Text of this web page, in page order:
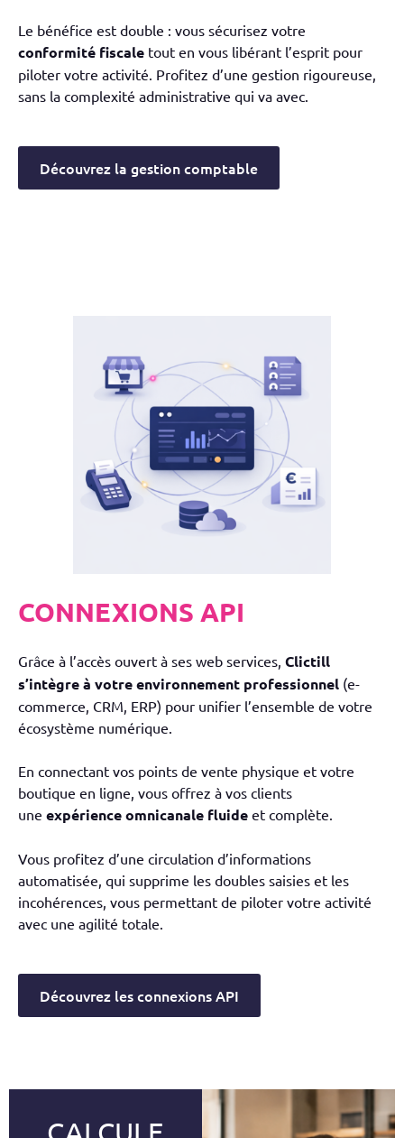
Le bénéfice est double : vous sécurisez votre
conformité fiscale tout en vous libérant l’esprit pour
piloter votre activité. Profitez d’une gestion rigoureuse,
sans la complexité administrative qui va avec.
Découvrez la gestion comptable
CONNEXIONS API
Grâce à l’accès ouvert à ses web services, Clictill
s’intègre à votre environnement professionnel (e-
commerce, CRM, ERP) pour unifier l’ensemble de votre
écosystème numérique.
En connectant vos points de vente physique et votre
boutique en ligne, vous offrez à vos clients
une expérience omnicanale fluide et complète
Vous profitez d’une circulation d’informations
automatisée, qui supprime les doubles saisies et les
incohérences, vous permettant de piloter votre activité
avec une agilité totale.
Découvrez les connexions API
CALCULE